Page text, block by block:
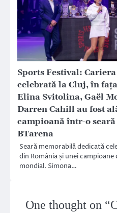
Sports Festival:
celebrată la Cluj, în
Elina Svitolina, Gaël
Darren Cahill au fost
campioană într-o
BTarena
Seară memorabilă dedicată
din România și unei
mondial. Simona…
One thought on “